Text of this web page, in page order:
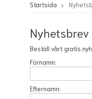
Startsida
Nyhetsbrev
Beställ vårt gratis
Förnamn:
Efternamn: